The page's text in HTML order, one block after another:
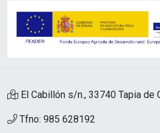
El Cabillón s/n., 33740 Tapia de
Tfno: 985 628192